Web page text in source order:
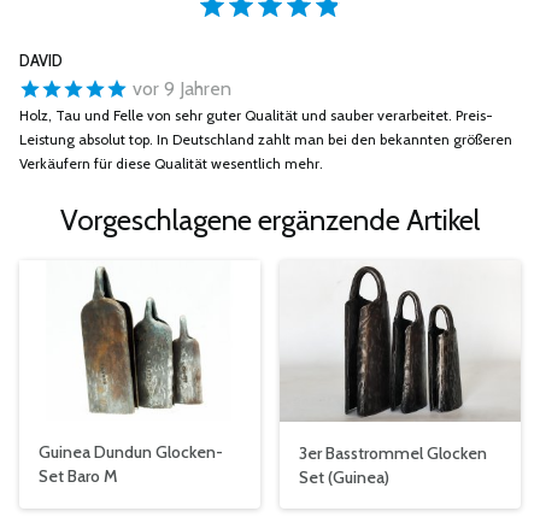
DAVID
vor 9 Jahren
Holz, Tau und Felle von sehr guter Qualität und sauber verarbeitet. Preis-
Leistung absolut top. In Deutschland zahlt man bei den bekannten größeren
Verkäufern für diese Qualität wesentlich mehr.
Vorgeschlagene ergänzende Artikel
Guinea Dundun Glocken-
Set Baro M
3er Basstrommel Glocken
Set (Guinea)